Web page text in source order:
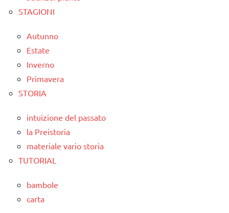
STAGIONI
Autunno
Estate
Inverno
Primavera
STORIA
intuizione del passato
la Preistoria
materiale vario storia
TUTORIAL
bambole
carta